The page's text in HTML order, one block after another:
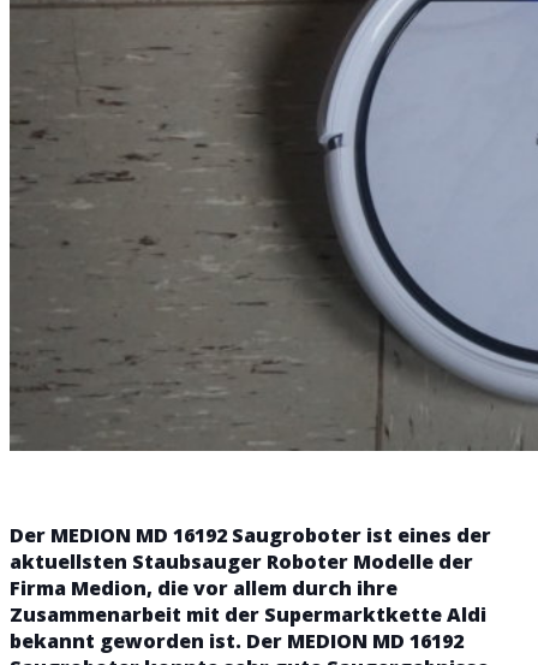
Der MEDION MD 16192 Saugroboter ist eines der
aktuellsten Staubsauger Roboter Modelle der
Firma Medion, die vor allem durch ihre
Zusammenarbeit mit der Supermarktkette Aldi
bekannt geworden ist. Der MEDION MD 16192